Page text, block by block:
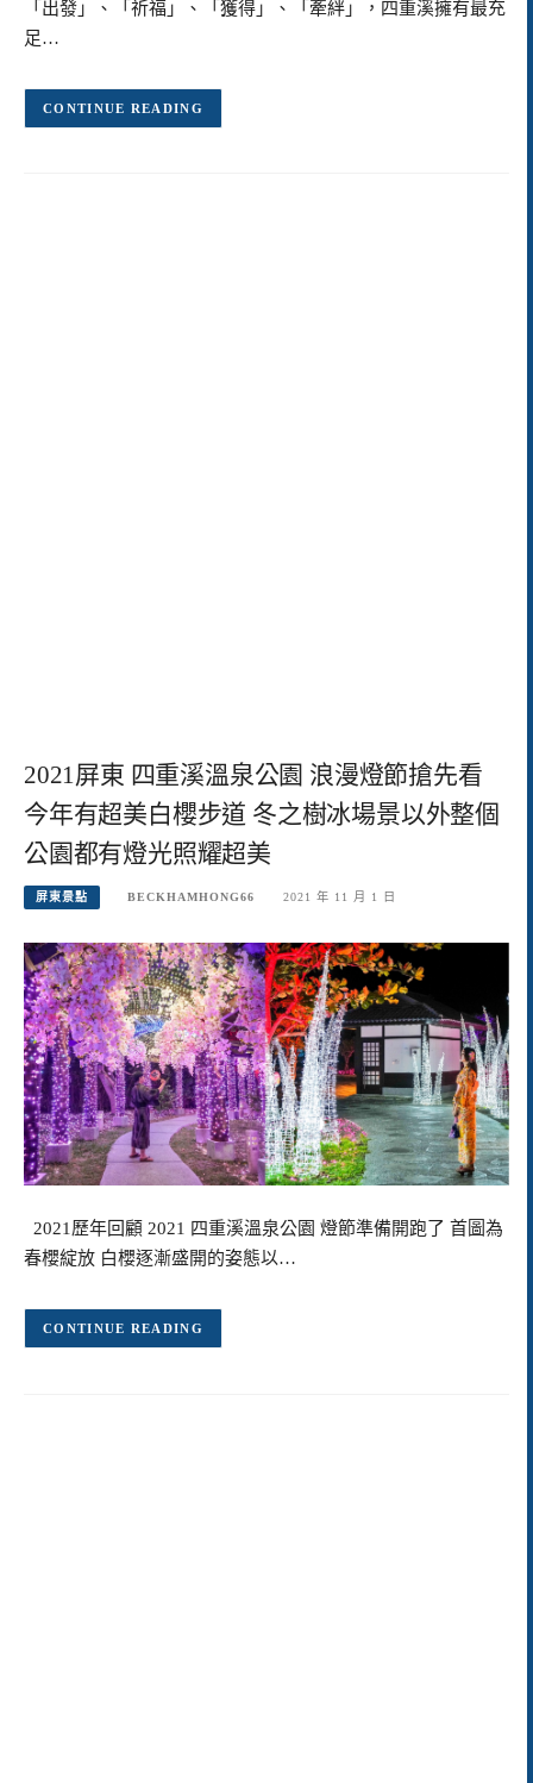
「出發」、「祈福」、「獲得」、「牽絆」，四重溪擁有最充
足…
CONTINUE READING
2021屏東 四重溪溫泉公園 浪漫燈節搶先看
今年有超美白櫻步道 冬之樹冰場景以外整個
公園都有燈光照耀超美
屏東景點 BECKHAMHONG66 2021 年 11 月 1 日
2021歷年回顧 2021 四重溪溫泉公園 燈節準備開跑了 首圖為
春櫻綻放 白櫻逐漸盛開的姿態以…
CONTINUE READING